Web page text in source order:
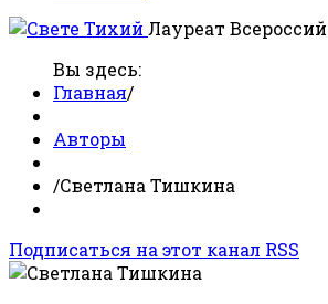
Лауреат
Вы здесь:
Главная/
Авторы
/Светлана Тишкина
Подписаться на этот канал RSS